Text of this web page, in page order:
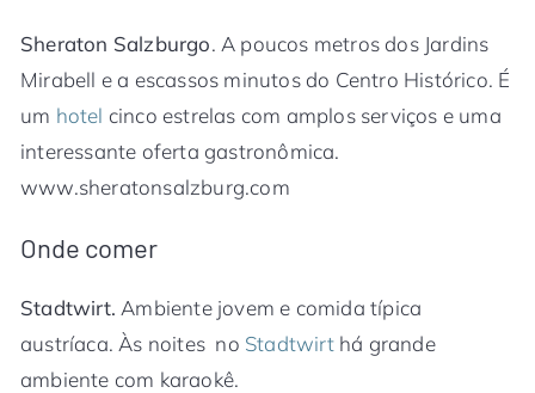
Sheraton Salzburgo. A poucos metros dos Jardins
Mirabell e a escassos minutos do Centro Histórico. É
um hotel cinco estrelas com amplos serviços e uma
interessante oferta gastronômica.
www.sheratonsalzburg.com
Onde comer
Stadtwirt. Ambiente jovem e comida típica
austríaca. Às noites no Stadtwirthá grande
ambiente com karaokê.